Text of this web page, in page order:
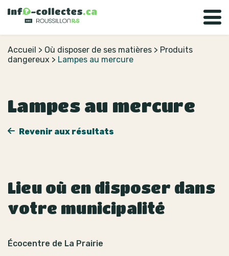
Accueil > Où disposer de ses matières > Produits
dangereux > Lampes au mercure
Lampes au mercure
Revenir aux résultats
Lieu où en disposer dans
votre municipalité
Écocentre de La Prairie